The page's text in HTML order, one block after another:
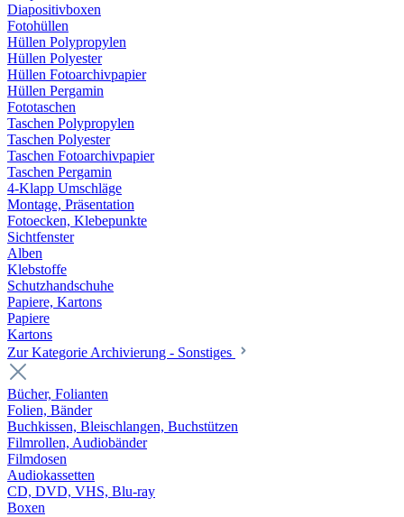
Diapositivboxen
Fotohüllen
Hüllen Polypropylen
Hüllen Polyester
Hüllen Fotoarchivpapier
Hüllen Pergamin
Fototaschen
Taschen Polypropylen
Taschen Polyester
Taschen Fotoarchivpapier
Taschen Pergamin
4-Klapp Umschläge
Montage, Präsentation
Fotoecken, Klebepunkte
Sichtfenster
Alben
Klebstoffe
Schutzhandschuhe
Papiere, Kartons
Papiere
Kartons
Zur Kategorie Archivierung - Sonstiges
Bücher, Folianten
Folien, Bänder
Buchkissen, Bleischlangen, Buchstützen
Filmrollen, Audiobänder
Filmdosen
Audiokassetten
CD, DVD, VHS, Blu-ray
Boxen